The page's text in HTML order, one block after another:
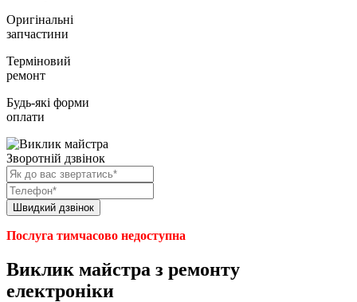
Оригінальні
запчастини
Терміновий
ремонт
Будь-які форми
оплати
Зворотній дзвінок
Послуга тимчасово недоступна
Виклик майстра з ремонту
електроніки